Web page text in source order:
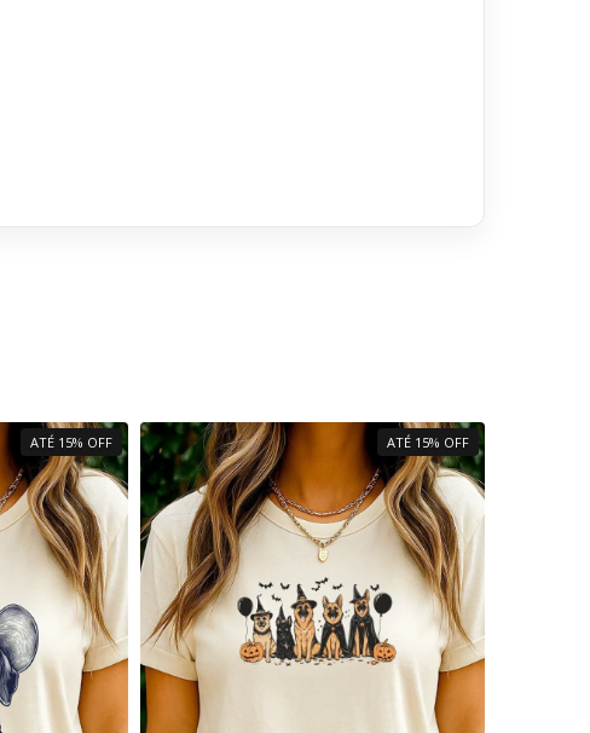
ATÉ 15% OFF ATÉ 15% OFF